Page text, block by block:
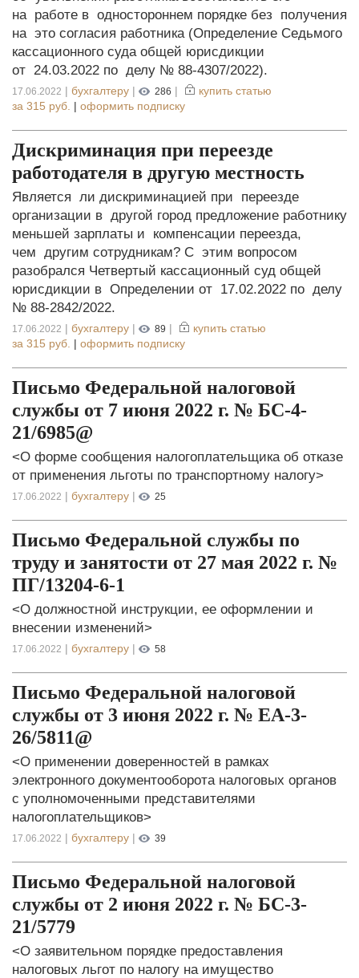
на работе в одностороннем порядке без получения
на это согласия работника (Определение Седьмого
кассационного суда общей юрисдикции
от 24.03.2022 по делу № 88-4307/2022).
17.06.2022 | бухгалтеру | 286 |
купить статью
за 315 руб. | оформить подписку
Дискриминация при переезде
работодателя в другую местность
Является ли дискриминацией при переезде
организации в другой город предложение работнику
меньшей зарплаты и компенсации переезда,
чем другим сотрудникам? С этим вопросом
разобрался Четвертый кассационный суд общей
юрисдикции в Определении от 17.02.2022 по делу
№ 88-2842/2022.
17.06.2022 | бухгалтеру | 89 |
купить статью
за 315 руб. | оформить подписку
Письмо Федеральной налоговой
службы от 7 июня 2022 г. № БС-4-
21/6985@
<О форме сообщения налогоплательщика об отказе
от применения льготы по транспортному налогу>
17.06.2022 | бухгалтеру | 25
Письмо Федеральной службы по
труду и занятости от 27 мая 2022 г. №
ПГ/13204-6-1
<О должностной инструкции, ее оформлении и
внесении изменений>
17.06.2022 | бухгалтеру | 58
Письмо Федеральной налоговой
службы от 3 июня 2022 г. № ЕА-3-
26/5811@
<О применении доверенностей в рамках
электронного документооборота налоговых органов
с уполномоченными представителями
налогоплательщиков>
17.06.2022 | бухгалтеру | 39
Письмо Федеральной налоговой
службы от 2 июня 2022 г. № БС-3-
21/5779
<О заявительном порядке предоставления
налоговых льгот по налогу на имущество